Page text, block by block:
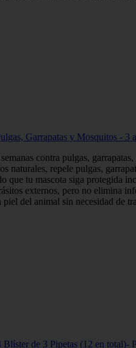
Garrapatas y Mosquitos -
contra pulgas,
naturales, repele pulgas,
que tu mascota siga protegida
externos, pero no elimina
del animal sin necesidad de
de 3 Pipetas (12 en